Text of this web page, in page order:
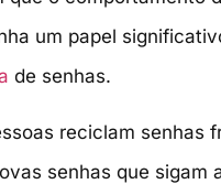
um papel
de senhas.
reciclam senhas
senhas que sigam